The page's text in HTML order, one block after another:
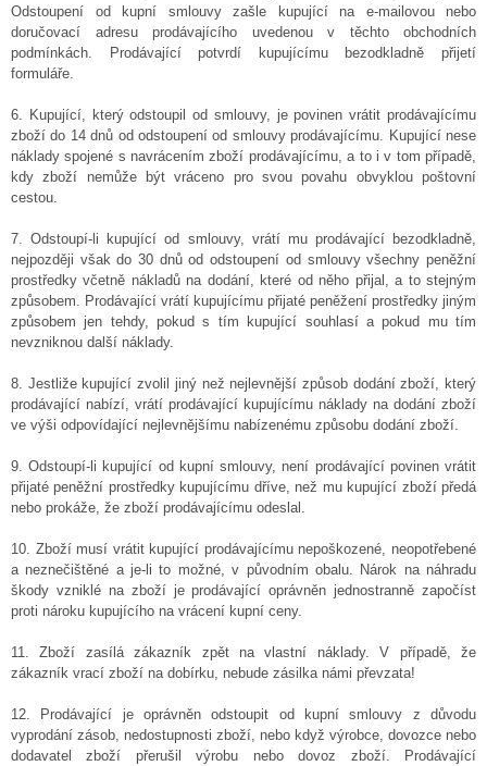
Odstoupení od kupní smlouvy zašle kupující na e-mailovou nebo
doručovací adresu prodávajícího uvedenou v těchto obchodních
podmínkách. Prodávající potvrdí kupujícímu bezodkladně přijetí
formuláře.
6. Kupující, který odstoupil od smlouvy, je povinen vrátit prodávajícímu
zboží do 14 dnů od odstoupení od smlouvy prodávajícímu. Kupující nese
náklady spojené s navrácením zboží prodávajícímu, a to i v tom případě,
kdy zboží nemůže být vráceno pro svou povahu obvyklou poštovní
cestou.
7. Odstoupí-li kupující od smlouvy, vrátí mu prodávající bezodkladně,
nejpozději však do 30 dnů od odstoupení od smlouvy všechny peněžní
prostředky včetně nákladů na dodání, které od něho přijal, a to stejným
způsobem. Prodávající vrátí kupujícímu přijaté peněžení prostředky jiným
způsobem jen tehdy, pokud s tím kupující souhlasí a pokud mu tím
nevzniknou další náklady.
8. Jestliže kupující zvolil jiný než nejlevnější způsob dodání zboží, který
prodávající nabízí, vrátí prodávající kupujícímu náklady na dodání zboží
ve výši odpovídající nejlevnějšímu nabízenému způsobu dodání zboží.
9. Odstoupí-li kupující od kupní smlouvy, není prodávající povinen vrátit
přijaté peněžní prostředky kupujícímu dříve, než mu kupující zboží předá
nebo prokáže, že zboží prodávajícímu odeslal.
10. Zboží musí vrátit kupující prodávajícímu nepoškozené, neopotřebené
a neznečištěné a je-li to možné, v původním obalu. Nárok na náhradu
škody vzniklé na zboží je prodávající oprávněn jednostranně započíst
proti nároku kupujícího na vrácení kupní ceny.
11. Zboží zasílá zákazník zpět na vlastní náklady. V případě, že
zákazník vrací zboží na dobírku, nebude zásilka námi převzata!
12. Prodávající je oprávněn odstoupit od kupní smlouvy z důvodu
vyprodání zásob, nedostupnosti zboží, nebo když výrobce, dovozce nebo
dodavatel zboží přerušil výrobu nebo dovoz zboží. Prodávající